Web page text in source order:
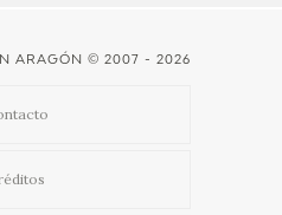
ARAGÓN © 2007 - 2026